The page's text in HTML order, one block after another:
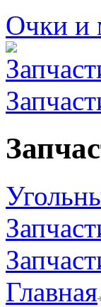
Очки и
Главная